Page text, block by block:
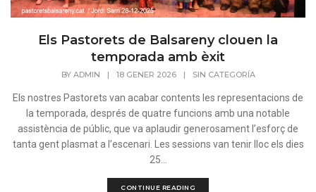
Els Pastorets de Balsareny clouen la
temporada amb èxit
BY ADMIN | 18 GENER 2026 | SIN CATEGORÍA
Els nostres Pastorets van acabar contents les representacions de
la temporada, després de quatre funcions amb una notable
assistència de públic, que va aplaudir generosament l’esforç de
tanta gent plasmat a l’escenari. Les sessions van tenir lloc els dies
25...
CONTINUE READING